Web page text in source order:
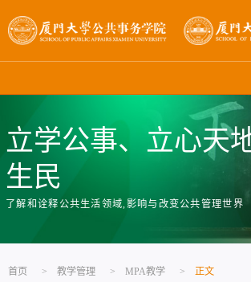
立学公事、立心天
生民
了解和诠释公共生活领域,影响与改变公共管理世界
首页 > 教学管理 > MPA教学 > 正文